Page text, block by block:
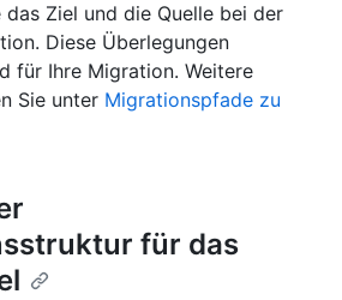
das Ziel und die Quelle bei der
Diese Überlegungen
für Ihre Migration. Weitere
Sie unter Migrationspfade zu
für das